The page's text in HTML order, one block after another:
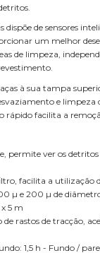
dispõe de sensores
um melhor
de limpeza,
à sua tampa
e limpeza
rápido facilita a
permite ver os detritos
facilita a utilização
µ e 200 µ de
5 m
rastos de tracção,
1,5 h - Fundo /